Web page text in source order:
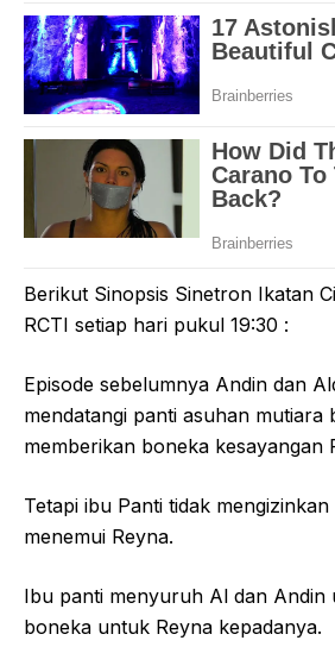
Berikut Sinopsis Sinetron Ikatan
RCTI setiap hari pukul 19:30 :
Episode sebelumnya Andin dan
mendatangi panti asuhan mutiara
memberikan boneka kesayangan
Tetapi ibu Panti tidak
menemui Reyna.
Ibu panti menyuruh Al dan Andin
boneka untuk Reyna kepadanya.